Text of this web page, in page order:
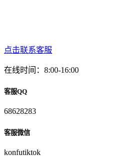
点击联系客服
在线时间：8:00-16:00
客服QQ
68628283
客服微信
konfutiktok